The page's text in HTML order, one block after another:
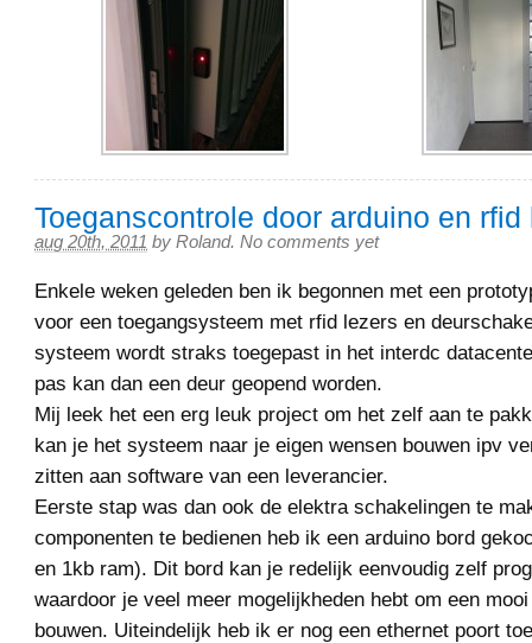
Toeganscontrole door arduino en rfid
aug 20th, 2011 by Roland. No comments yet
Enkele weken geleden ben ik begonnen met een
voor een toegangsysteem met rfid lezers en
systeem wordt straks toegepast in het interdc
pas kan dan een deur geopend worden.
Mij leek het een erg leuk project om het zelf aan te
kan je het systeem naar je eigen wensen bouwen ipv
zitten aan software van een leverancier.
Eerste stap was dan ook de elektra schakelingen te
componenten te bedienen heb ik een arduino bord
en 1kb ram). Dit bord kan je redelijk eenvoudig zelf
waardoor je veel meer mogelijkheden hebt om een
bouwen. Uiteindelijk heb ik er nog een ethernet poort